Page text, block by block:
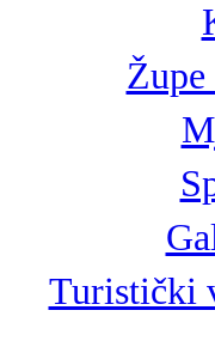
Turistički